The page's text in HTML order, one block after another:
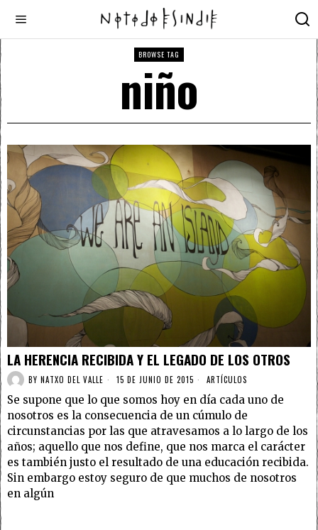
BROWSE TAG
niño
LA HERENCIA RECIBIDA Y EL LEGADO DE LOS OTROS
BY NATXO DEL VALLE 15 DE JUNIO DE 2015 ARTÍCULOS
Se supone que lo que somos hoy en día cada uno de
nosotros es la consecuencia de un cúmulo de
circunstancias por las que atravesamos a lo largo de los
años; aquello que nos define, que nos marca el carácter
es también justo el resultado de una educación recibida.
Sin embargo estoy seguro de que muchos de nosotros
en algún